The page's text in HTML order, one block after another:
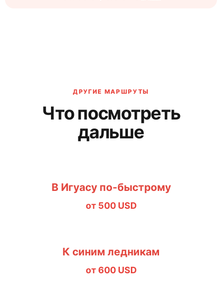
ДРУГИЕ МАРШРУТЫ
Что посмотреть
дальше
В Игуасу по-быстрому
от 500USD
К синим ледникам
от 600USD